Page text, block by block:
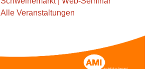
Alle Veranstaltungen